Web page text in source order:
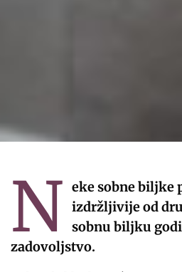
N eke sobne biljke
izdržljivije od
sobnu biljku
zadovoljstvo.